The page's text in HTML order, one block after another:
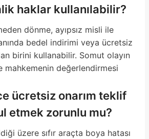
haklar kullanılabilir?
dönme, ayıpsız misli ile
bedel indirimi veya ücretsiz
birini kullanabilir. Somut olayın
mahkemenin değerlendirmesi
ücretsiz onarım teklif
etmek zorunlu mu?
üzere sıfır araçta boya hatası